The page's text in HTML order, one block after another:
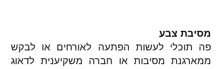
מסיבת צבע
פה תוכלי לעשות הפתעה לאורחים או לבקש
ממארגנת מסיבות או חברה משקיענית לדאוג